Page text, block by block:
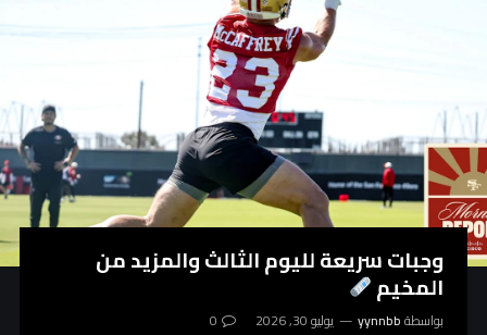
وجبات سريعة لليوم الثالث والمزيد من
المخيم
بواسطةyynnbb يوليو 30, 2026 0